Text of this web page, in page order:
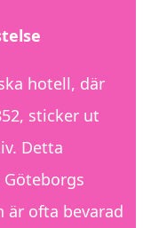
hotell, där
sticker ut
Detta
är ofta bevarad